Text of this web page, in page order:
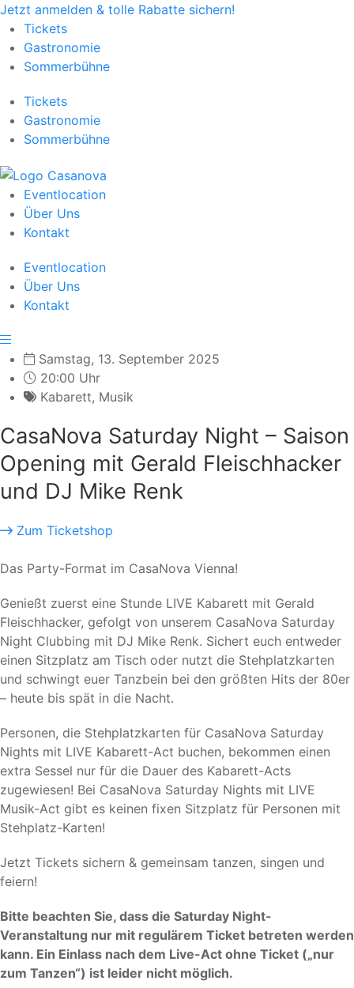
Jetzt anmelden & tolle Rabatte sichern!
Tickets
Gastronomie
Sommerbühne
Tickets
Gastronomie
Sommerbühne
Eventlocation
Über Uns
Kontakt
Eventlocation
Über Uns
Kontakt
Samstag, 13. September 2025
20:00 Uhr
Kabarett, Musik
CasaNova Saturday Night – Saison
Opening mit Gerald Fleischhacker
und DJ Mike Renk
Zum Ticketshop
Das Party-Format im CasaNova Vienna!
Genießt zuerst eine Stunde LIVE Kabarett mit Gerald
Fleischhacker, gefolgt von unserem CasaNova Saturday
Night Clubbing mit DJ Mike Renk. Sichert euch entweder
einen Sitzplatz am Tisch oder nutzt die Stehplatzkarten
und schwingt euer Tanzbein bei den größten Hits der 80er
– heute bis spät in die Nacht.
Personen, die Stehplatzkarten für CasaNova Saturday
Nights mit LIVE Kabarett-Act buchen, bekommen einen
extra Sessel nur für die Dauer des Kabarett-Acts
zugewiesen! Bei CasaNova Saturday Nights mit LIVE
Musik-Act gibt es keinen fixen Sitzplatz für Personen mit
Stehplatz-Karten!
Jetzt Tickets sichern & gemeinsam tanzen, singen und
feiern!
Bitte beachten Sie, dass die Saturday Night-
Veranstaltung nur mit regulärem Ticket betreten werden
kann. Ein Einlass nach dem Live-Act ohne Ticket („nur
zum Tanzen“) ist leider nicht möglich.